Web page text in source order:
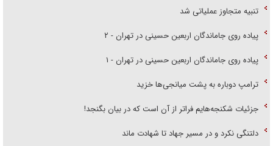
تنبیه متجاوز عملیاتی شد
پیاده روی جاماندگان اربعین حسینی در تهران - ۲
پیاده روی جاماندگان اربعین حسینی در تهران - ۱
ترامپ دوباره به پشت میانجی‌ها خزید
جزئیات شکنجه‌هایم فراتر از آن است که در بیان بگنجد!
دلتنگی نکرد و در مسیر جهاد تا شهادت ماند